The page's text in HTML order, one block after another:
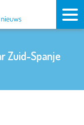
Zuid-Spanje